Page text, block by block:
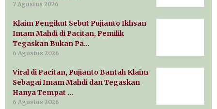
7 Agustus 2026
Klaim Pengikut Sebut Pujianto Ikhsan
Imam Mahdi di Pacitan, Pemilik
Tegaskan Bukan Pa…
6 Agustus 2026
Viral di Pacitan, Pujianto Bantah Klaim
Sebagai Imam Mahdi dan Tegaskan
Hanya Tempat …
6 Agustus 2026